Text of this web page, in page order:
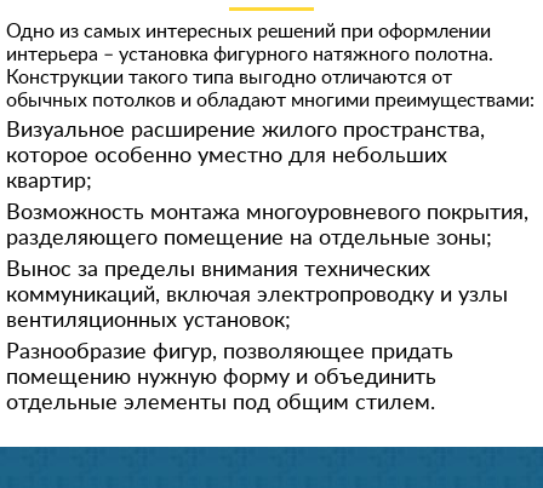
Одно из самых интересных решений при оформлении
интерьера – установка фигурного натяжного полотна.
Конструкции такого типа выгодно отличаются от
обычных потолков и обладают многими преимуществами:
Визуальное расширение жилого пространства,
которое особенно уместно для небольших
квартир;
Возможность монтажа многоуровневого покрытия,
разделяющего помещение на отдельные зоны;
Вынос за пределы внимания технических
коммуникаций, включая электропроводку и узлы
вентиляционных установок;
Разнообразие фигур, позволяющее придать
помещению нужную форму и объединить
отдельные элементы под общим стилем.